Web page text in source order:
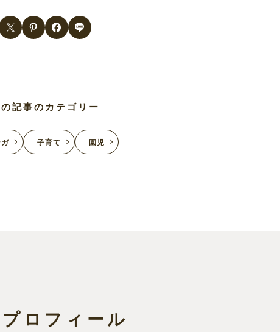
記事のカテゴリー
子育て 園児
ロフィール